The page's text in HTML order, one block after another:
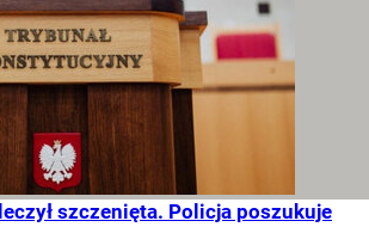
szczenięta. Policja poszukuje